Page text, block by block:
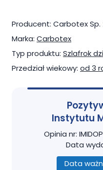
Producent: Carbotex Sp.
Marka: Carbotex
Typ produktu: Szlafrok
Przedział wiekowy: od 3
Instytutu
Opinia nr:
Data
Data